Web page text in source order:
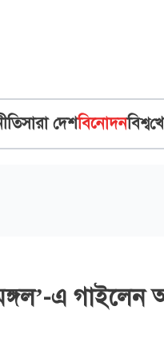
সারা দেশবিনোদনবিশ্ব
এ গাইলেন